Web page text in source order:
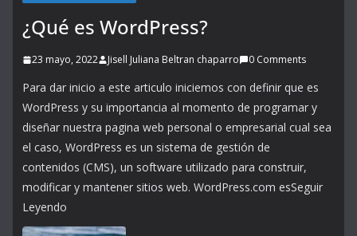
¿Qué es WordPress?
23 mayo, 2022 Jisell Juliana Beltran chaparro 0 Comments
Para dar inicio a este articulo iniciemos con definir que es
WordPress y su importancia al momento de programar y
diseñar nuestra pagina web personal o empresarial cual sea
el caso, WordPress es un sistema de gestión de
contenidos (CMS), un software utilizado para construir,
modificar y mantener sitios web. WordPress.com esSeguir
Leyendo